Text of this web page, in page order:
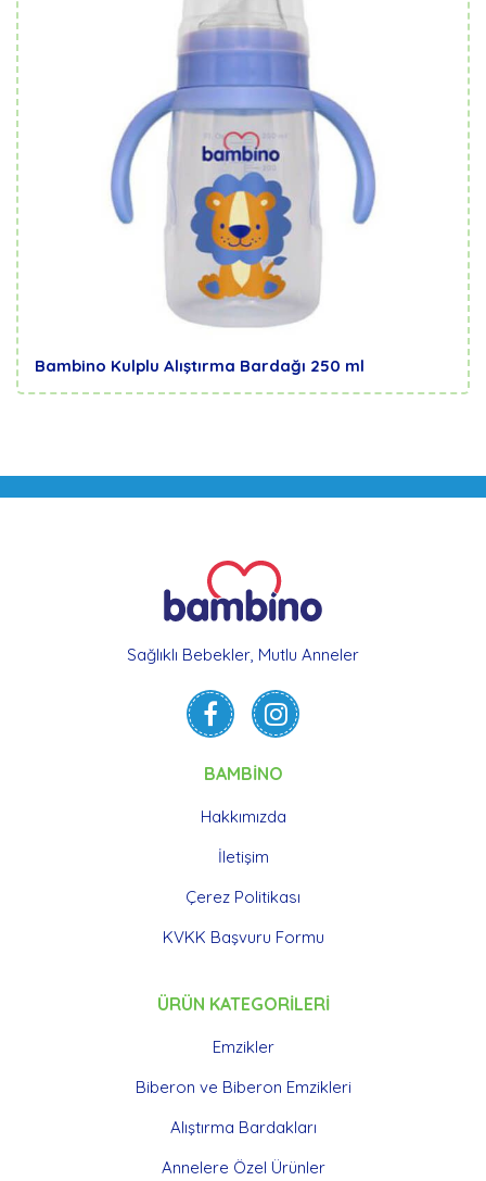
Bambino Kulplu Alıştırma Bardağı 250 ml
Sağlıklı Bebekler, Mutlu Anneler
BAMBİNO
Hakkımızda
İletişim
Çerez Politikası
KVKK Başvuru Formu
ÜRÜN KATEGORİLERİ
Emzikler
Biberon ve Biberon Emzikleri
Alıştırma Bardakları
Annelere Özel Ürünler